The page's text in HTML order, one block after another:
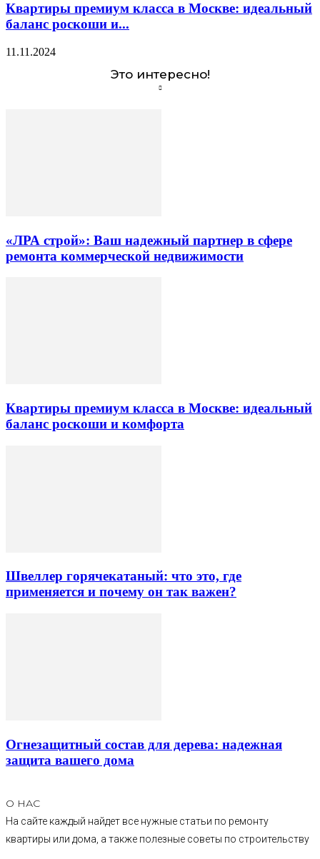
Квартиры премиум класса в Москве: идеальный
баланс роскоши и...
11.11.2024
Это интересно!
«ЛРА строй»: Ваш надежный партнер в сфере
ремонта коммерческой недвижимости
Квартиры премиум класса в Москве: идеальный
баланс роскоши и комфорта
Швеллер горячекатаный: что это, где
применяется и почему он так важен?
Огнезащитный состав для дерева: надежная
защита вашего дома
О НАС
На сайте каждый найдет все нужные статьи по ремонту
квартиры или дома, а также полезные советы по строительству